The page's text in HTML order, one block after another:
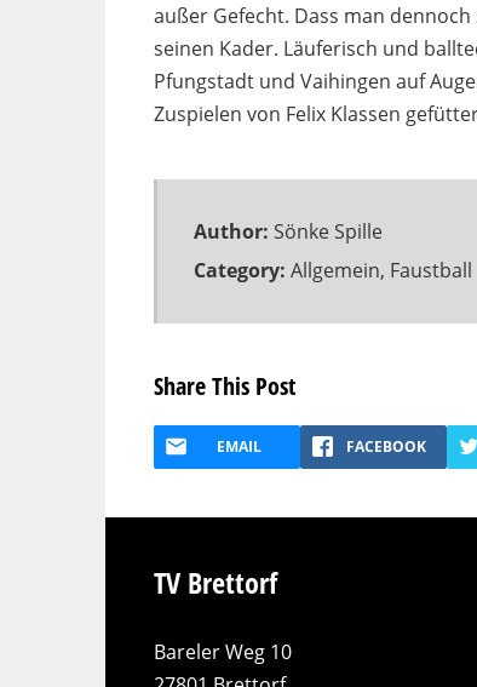
außer Gefecht. Dass man
seinen Kader. Läuferisch und
Pfungstadt und Vaihingen auf
Zuspielen von Felix Klassen
Author: Sönke Spille
Category: Allgemein, Faustball
Share This Post
EMAIL FACEBOOK
TV Brettorf
Bareler Weg 10